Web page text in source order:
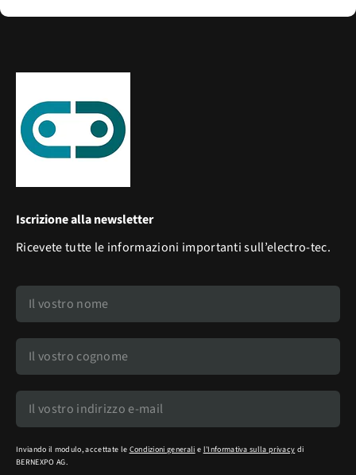
Iscrizione alla newsletter
Ricevete tutte le informazioni importanti sull’electro-tec.
Inviando il modulo, accettate le Condizioni generali e l'Informativa sulla privacy di
BERNEXPO AG.